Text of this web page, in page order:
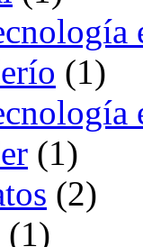
(1)
(1)
(2)
(1)